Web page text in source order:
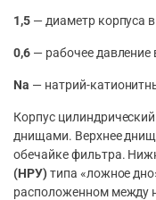
1,5— диаметр корпуса
0,6— рабочее давление
Na — натрий-
Корпус
днищами. Верхнее
обечайке фильтра.
(НРУ)типа «ложное
расположенном между